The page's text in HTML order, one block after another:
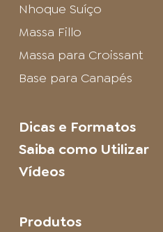
Nhoque Suíço
Massa Fillo
Massa para Croissant
Base para Canapés
Dicas e Formatos
Saiba como Utilizar
Vídeos
Produtos